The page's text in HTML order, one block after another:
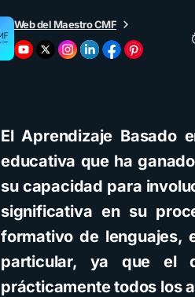
Web del Maestro CMF
El Aprendizaje Basado
educativa que ha
su capacidad para
significativa en su
formativo de lenguajes,
particular, ya que el
prácticamente todos los